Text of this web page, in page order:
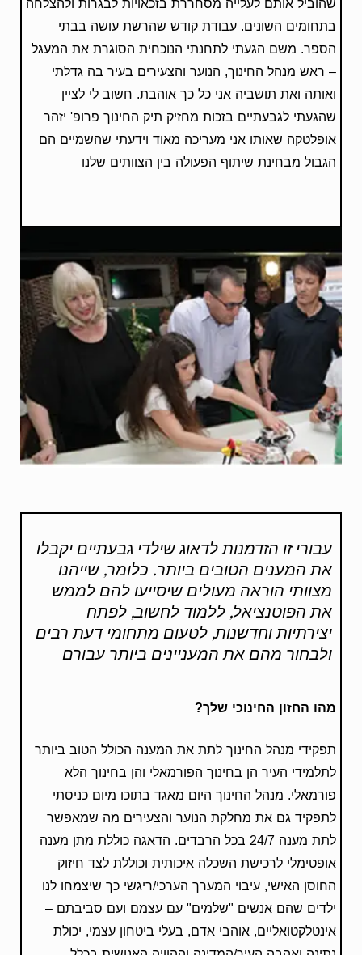
בתחומים השונים. עבודת קודש שהרשת עושה בבתי
הספר. משם הגעתי לתחנתי הנוכחית הסוגרת את המעגל
– ראש מנהל החינוך, הנוער והצעירים בעיר בה גדלתי
ואותה ואת תושביה אני כל כך אוהבת. חשוב לי לציין
שהגעתי לגבעתיים בזכות מחזיק תיק החינוך פרופ' יזהר
אופלטקה שאותו אני מעריכה מאוד וידעתי שהשמיים הם
הגבול מבחינת שיתוף הפעולה בין הצוותים שלנו
עבורי זו הזדמנות לדאוג שילדי גבעתיים יקבלו
את המענים הטובים ביותר. כלומר, שייהנו
מצוותי הוראה מעולים שיסייעו להם לממש
את הפוטנציאל, ללמוד לחשוב, לפתח
יצירתיות וחדשנות, לטעום מתחומי דעת רבים
ולבחור מהם את המעניינים ביותר עבורם
מהו החזון החינוכי שלך?
תפקידי מנהל החינוך לתת את המענה הכולל הטוב ביותר
לתלמידי העיר הן בחינוך הפורמאלי והן בחינוך הלא
פורמאלי. מנהל החינוך היום מאגד בתוכו מיום כניסתי
לתפקיד גם את מחלקת הנוער והצעירים מה שמאפשר
לתת מענה 24/7 בכל הרבדים. הדאגה כוללת מתן מענה
אופטימלי לרכישת השכלה איכותית וכוללת לצד חיזוק
החוסן האישי, עיבוי המערך הערכי/ריגשי כך שיצמחו לנו
ילדים שהם אנשים "שלמים" עם עצמם ועם סביבתם –
אינטלקטואליים, אוהבי אדם, בעלי ביטחון עצמי, יכולת